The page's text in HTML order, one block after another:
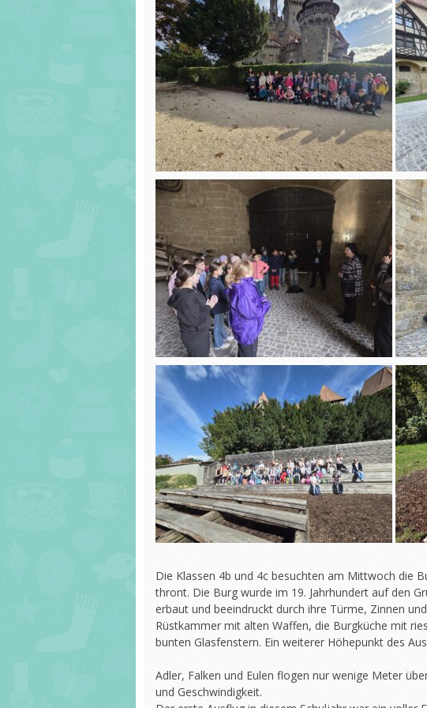
Die Klassen 4b und 4c besuchten am Mittwoch die
thront. Die Burg wurde im 19. Jahrhundert auf den
erbaut und beeindruckt durch ihre Türme, Zinnen
Rüstkammer mit alten Waffen, die Burgküche mit
bunten Glasfenstern. Ein weiterer Höhepunkt des
Adler, Falken und Eulen flogen nur wenige Meter
und Geschwindigkeit.